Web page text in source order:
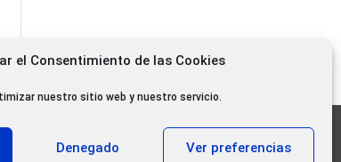
el Consentimiento de las Cookies
nuestro sitio web y nuestro servicio.
Denegado Ver preferencias
diarios